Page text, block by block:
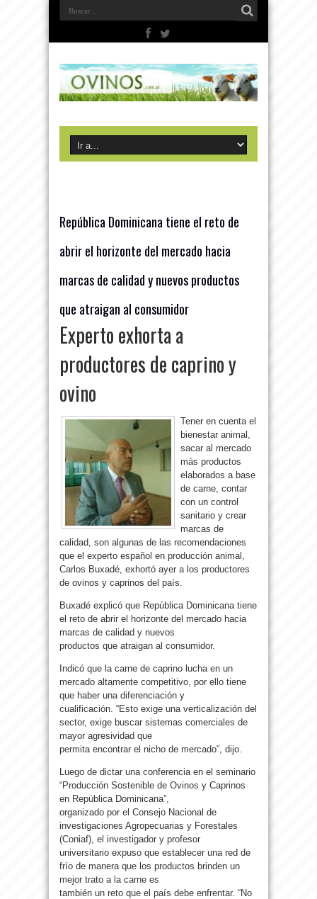
República Dominicana tiene el reto de
abrir el horizonte del mercado hacia
marcas de calidad y nuevos productos
que atraigan al consumidor
Experto exhorta a
productores de caprino y
ovino
Tener en cuenta el
bienestar animal,
sacar al mercado
más productos
elaborados a base
de carne, contar
con un control
sanitario y crear
marcas de
calidad, son algunas de las recomendaciones
que el experto español en producción animal,
Carlos Buxadé, exhortó ayer a los productores
de ovinos y caprinos del país.
Buxadé explicó que República Dominicana tiene
el reto de abrir el horizonte del mercado hacia
marcas de calidad y nuevos
productos que atraigan al consumidor.
Indicó que la carne de caprino lucha en un
mercado altamente competitivo, por ello tiene
que haber una diferenciación y
cualificación. “Esto exige una verticalización del
sector, exige buscar sistemas comerciales de
mayor agresividad que
permita encontrar el nicho de mercado”, dijo.
Luego de dictar una conferencia en el seminario
“Producción Sostenible de Ovinos y Caprinos
en República Dominicana”,
organizado por el Consejo Nacional de
investigaciones Agropecuarias y Forestales
(Coniaf), el investigador y profesor
universitario expuso que establecer una red de
frío de manera que los productos brinden un
mejor trato a la carne es
también un reto que el país debe enfrentar. “No